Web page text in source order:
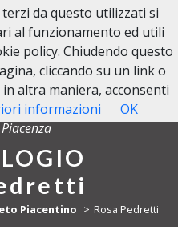
Piacentino Rosa Pedretti
da questo utilizzati si
al funzionamento ed utili
policy. Chiudendo questo
cliccando su un link o
altra maniera, acconsenti
informazioni OK